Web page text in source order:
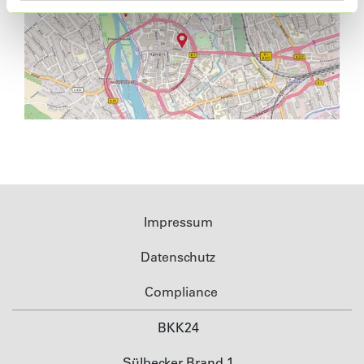
Impressum
Datenschutz
Compliance
BKK24